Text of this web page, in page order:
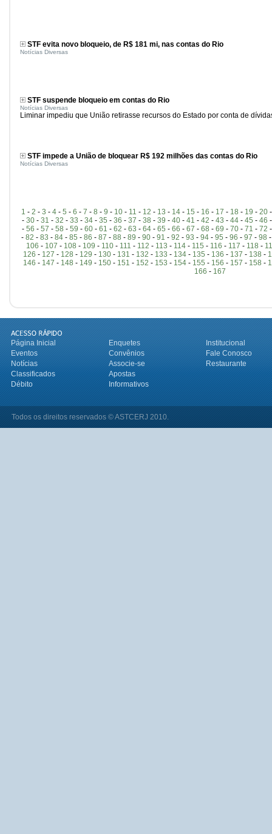
STF evita novo bloqueio, de R$ 181 mi, nas contas do Rio
Notícias Diversas
STF suspende bloqueio em contas do Rio
Notícias Diversas
Liminar impediu que União retirasse recursos do Estado por conta de
STF impede a União de bloquear R$ 192 milhões das contas do Rio
Notícias Diversas
1 - 2 - 3 - 4 - 5 - 6 - 7 - 8 - 9 - 10 - 11 - 12 - 13 - 14 - 15 - 16 - 17 - 18 - 19 - 20
- 30- 31 - 32 - 33 - 34- 35 - 36 - 37 - 38 - 39 - 40- 41 - 42 - 43 - 44- 45 - 46
- 56 - 57 - 58 - 59 - 60- 61 - 62 - 63 - 64- 65 - 66 - 67 - 68 - 69 - 70- 71 - 72
- 82 - 83 - 84 - 85 - 86 - 87 - 88 - 89 - 90 - 91 - 92 - 93 - 94 - 95 - 96 - 97 - 98
106 - 107 - 108 - 109 - 110 - 111 - 112 - 113 - 114 - 115 - 116 - 117 - 118 -
126 - 127 - 128 - 129 - 130- 131 - 132 - 133 - 134- 135 - 136 - 137 - 138 -
146 - 147 - 148 - 149 - 150- 151 - 152 - 153 - 154- 155 - 156 - 157 - 158 -
166 - 167
Página Inicial Enquetes
Institucional
Eventos
Convênios
Fale Conosco
Notícias
Associe-se
Restaurante
Classificados
Apostas
Débito
Informativos
Todos os direitos reservados © ASTCERJ 2010.